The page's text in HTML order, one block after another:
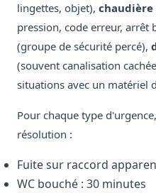
lingettes, objet), chaudière
pression, code erreur, arrêt
(groupe de sécurité percé),
(souvent canalisation
situations avec un matériel
Pour chaque type
résolution :
Fuite sur raccord
WC bouché : 30 minutes